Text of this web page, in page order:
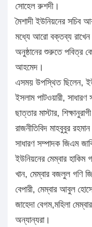
সোহেল রুশদী।
মৈশাদী ইউনিয়নের সচিব
মধ্যে আরো বক্তব্য রাখেন
অনুষ্ঠানের শুরুতে পবিত্র
আহমেদ।
এসময় উপস্থিত ছিলেন,
ইসলাম পাটওয়ারী,
ছাত্তার মাস্টার,
রাজনীতিবিদ মাহবুবুর
সাধারণ সম্পাদক জিএম
ইউনিয়নের মেম্বার হাকিম
খান, মেম্বার বজলুল গণি
বেপারী, মেম্বার আবুল
জাহেদা বেগম,মহিলা
অন্যান্যরা।